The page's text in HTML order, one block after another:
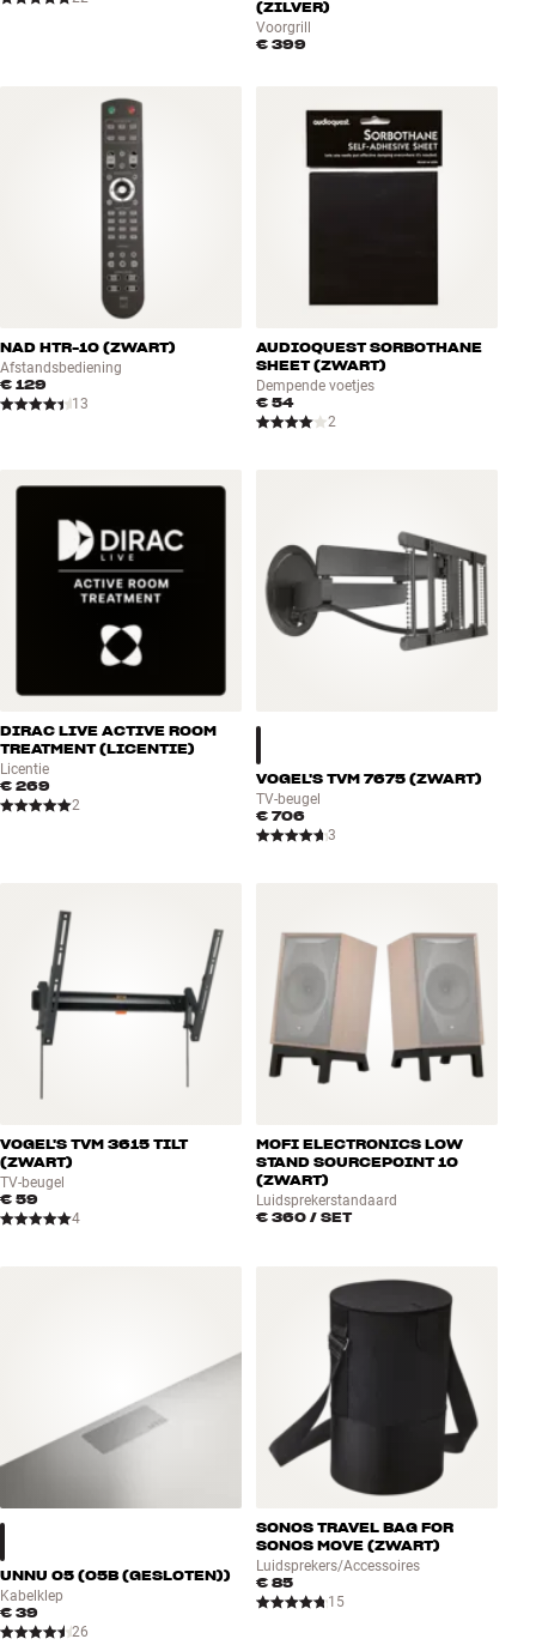
(ZILVER)
Voorgrill
€ 399
NAD HTR-10 (ZWART)
Afstandsbediening
€ 129
13
AUDIOQUEST SORBOTHANE
SHEET (ZWART)
Dempende voetjes
€ 54
2
DIRAC LIVE ACTIVE ROOM
TREATMENT (LICENTIE)
Licentie
€ 269
2
VOGEL'S TVM 7675 (ZWART)
TV-beugel
€ 706
3
VOGEL'S TVM 3615 TILT
(ZWART)
TV-beugel
€ 59
4
MOFI ELECTRONICS LOW
STAND SOURCEPOINT 10
(ZWART)
Luidsprekerstandaard
€ 360 / SET
UNNU 05 (05B (GESLOTEN))
Kabelklep
€ 39
26
SONOS TRAVEL BAG FOR
SONOS MOVE (ZWART)
Luidsprekers/Accessoires
€ 85
15